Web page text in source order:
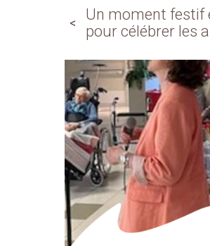
Un moment festif
pour célébrer les